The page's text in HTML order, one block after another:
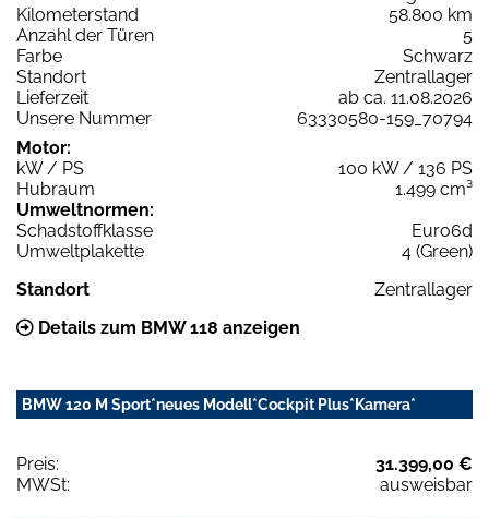
Kilometerstand
58.800 km
Anzahl der Türen
5
Farbe
Schwarz
Standort
Zentrallager
Lieferzeit
ab ca. 11.08.2026
Unsere Nummer
63330580-159_70794
Motor:
kW / PS
100 kW / 136 PS
Hubraum
1.499 cm³
Umweltnormen:
Schadstoffklasse
Euro6d
Umweltplakette
4 (Green)
Standort
Zentrallager
Details zum BMW 118 anzeigen
BMW 120 M Sport*neues Modell*Cockpit Plus*Kamera*
Preis:
31.399,00 €
MWSt:
ausweisbar